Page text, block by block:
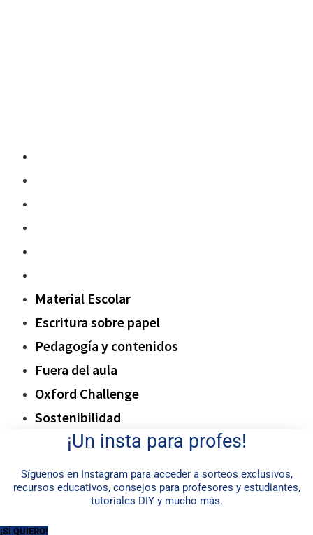
Material Escolar
Escritura sobre papel
Pedagogía y contenidos
Fuera del aula
Oxford Challenge
Sostenibilidad
¡Un insta para profes!
Síguenos en Instagram para acceder a sorteos exclusivos,
recursos educativos, consejos para profesores y estudiantes,
tutoriales DIY y mucho más.
¡SÍ QUIERO!